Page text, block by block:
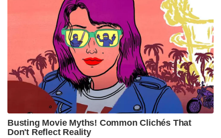
Busting Movie Myths! Common Clichés That
Don't Reflect Reality